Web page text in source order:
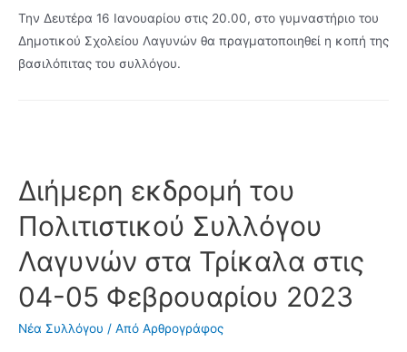
2023
Την Δευτέρα 16 Ιανουαρίου στις 20.00, στο γυμναστήριο του
Δημοτικού Σχολείου Λαγυνών θα πραγματοποιηθεί η κοπή της
βασιλόπιτας του συλλόγου.
Διήμερη εκδρομή του
Πολιτιστικού Συλλόγου
Λαγυνών στα Τρίκαλα στις
04-05 Φεβρουαρίου 2023
Νέα Συλλόγου / Από Αρθρογράφος